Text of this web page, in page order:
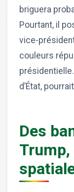
briguera
Pourtant, il
vice-
couleurs
présidentielle.
d’État,
Des